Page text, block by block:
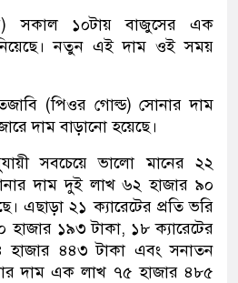
সকাল ১০টায় বাজুসের এক
নতুন এই দাম ওই সময়
(পিওর গোল্ড) সোনার দাম
দাম বাড়ানো হয়েছে।
সবচেয়ে ভালো মানের ২২
দাম দুই লাখ ৬২ হাজার ৯০
এছাড়া ২১ ক্যারেটের প্রতি ভরি
১৯৩ টাকা, ১৮ ক্যারেটের
হাজার ৪৪৩ টাকা এবং সনাতন
দাম এক লাখ ৭৫ হাজার ৪৮৫